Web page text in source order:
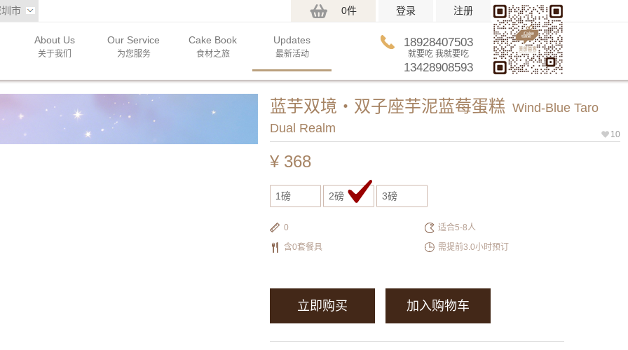
市 0件 登录 注册
About Us
关于我们
Our Service
为您服务
Cake Book
食材之旅
Updates
最新活动
18928407503
就要吃 我就要吃
13428908593
蓝芋双境・双子座芋泥蓝莓蛋糕 Wind-Blue Taro
Dual Realm
10
¥ 368
1磅 2磅 3磅
0
适合5-8人
含0套餐具
需提前3.0小时预订
立即购买 加入购物车